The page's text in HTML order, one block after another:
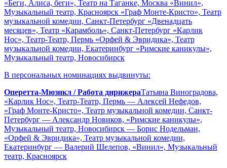
«Беги, Алиса, беги», Театр на Таганке, Москва «Винил»,
Музыкальный театр, Красноярск «Граф Монте-Кристо», Театр
музыкальной комедии, Санкт-Петербург «Двенадцать
месяцев», Театр «Карамболь», Санкт-Петербург «Карлик
Нос», Театр-Театр, Пермь «Орфей & Эвридика», Театр
музыкальной комедии, Екатеринбург «Римские каникулы»,
Музыкальный театр, Новосибирск
В персональных номинациях выдвинуты:
Оперетта-Мюзикл / Работа дирижераТатьяна Виноградова,
«Карлик Нос», Театр-Театр, Пермь — Алексей Нефедов,
«Граф Монте-Кристо», Театр музыкальной комедии, Санкт-
Петербург — Александр Новиков, «Римские каникулы»,
Музыкальный театр, Новосибирск — Борис Нодельман,
«Орфей & Эвридика», Театр музыкальной комедии,
Екатеринбург — Валерий Шелепов, «Винил», Музыкальный
театр, Красноярск